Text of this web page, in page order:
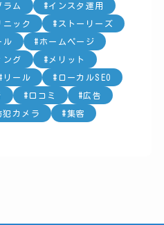
ラム インスタ運用
ニック ストーリーズ
ル ホームページ
ング メリット
リール ローカルSEO
口コミ 広告
犯カメラ 集客